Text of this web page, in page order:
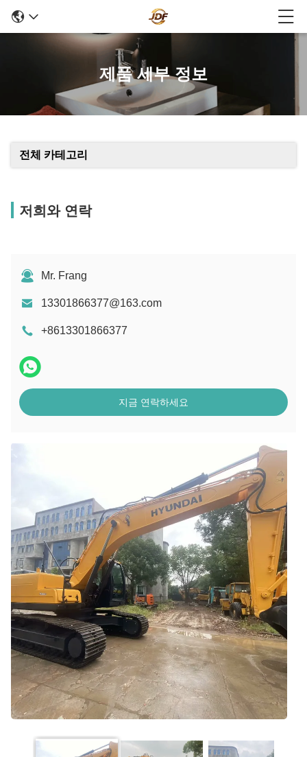
제품 세부 정보
전체 카테고리
저희와 연락
Mr. Frang
13301866377@163.com
+8613301866377
지금 연락하세요